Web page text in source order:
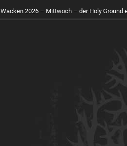
RUNGHOLT – Virtuelle Kunst feiert Premiere